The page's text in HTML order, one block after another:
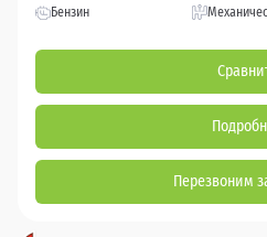
Бензин
Перезвоним